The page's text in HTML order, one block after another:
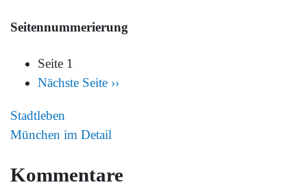
Seitennummerierung
Seite 1
Nächste Seite ››
Stadtleben
München im Detail
Kommentare